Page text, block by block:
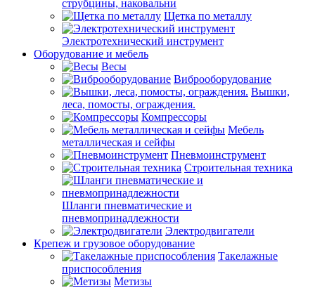
струбцины, наковальни
Щетка по металлу
Электротехнический инструмент
Оборудование и мебель
Весы
Виброоборудование
Вышки,
леса, помосты, ограждения.
Компрессоры
Мебель
металлическая и сейфы
Пневмоинструмент
Строительная техника
Шланги пневматические и
пневмопринадлежности
Электродвигатели
Крепеж и грузовое оборудование
Такелажные
приспособления
Метизы